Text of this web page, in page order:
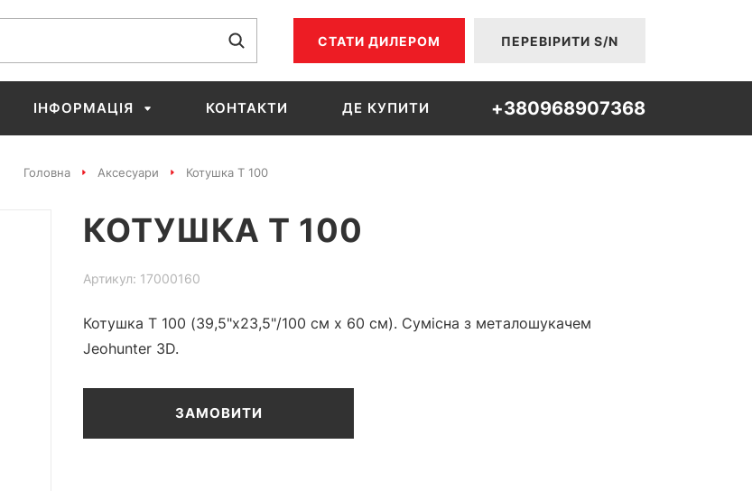
СТАТИ ДИЛЕРОМ ПЕРЕВІРИТИ S/N
ІНФОРМАЦІЯ КОНТАКТИ ДЕ КУПИТИ +380968907368
Головна Аксесуари Котушка T 100
КОТУШКА T 100
Артикул: 17000160
Котушка T 100 (39,5"x23,5"/100 см х 60 см). Сумісна з металошукачем
Jeohunter 3D.
ЗАМОВИТИ